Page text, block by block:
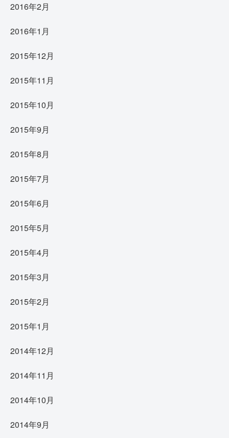
2016年2月
2016年1月
2015年12月
2015年11月
2015年10月
2015年9月
2015年8月
2015年7月
2015年6月
2015年5月
2015年4月
2015年3月
2015年2月
2015年1月
2014年12月
2014年11月
2014年10月
2014年9月